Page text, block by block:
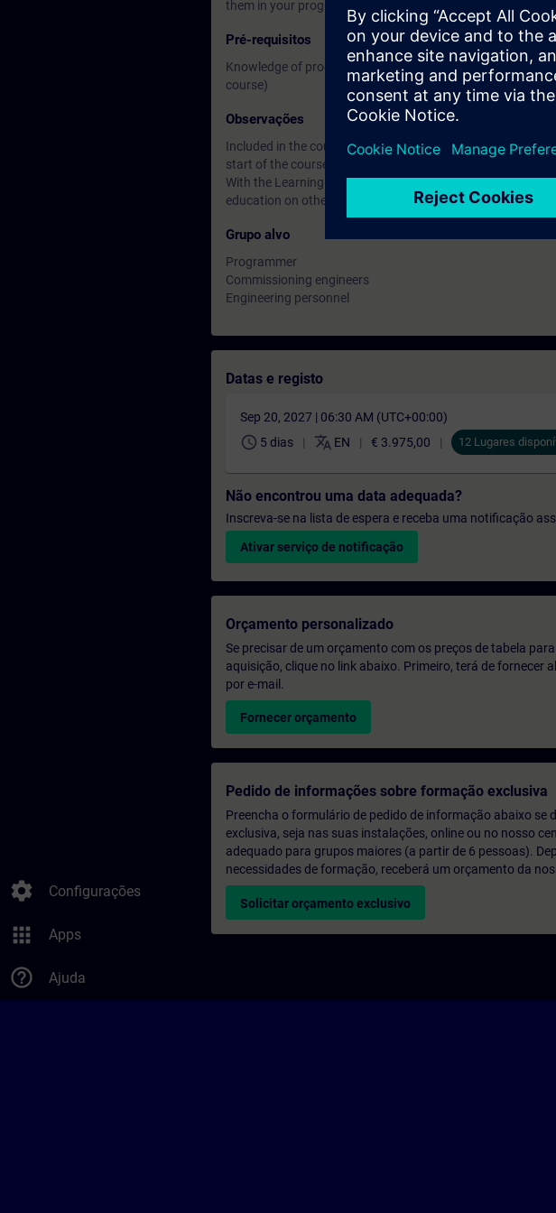
settings Configurações
apps Apps
help_outline Ajuda
them in your program.
Pré-requisitos
Knowledge of programming in the TIA Portal (equivalent to
course)
Observações
Included in the course price: Free access to the digital
start of the course until two weeks after the end of the
With the Learning Membership, you can deepen or repeat
education on other interesting topics.
Grupo alvo
Programmer
Commissioning engineers
Engineering personnel
Datas e registo
Sep 20, 2027 | 06:30 AM (UTC+00:00)
schedule 5 dias translate EN € 3.975,00 12 Lugares
Não encontrou uma data adequada?
Inscreva-se na lista de espera e receba uma notificação
Ativar serviço de notificação
Orçamento personalizado
Se precisar de um orçamento com os preços de tabela
aquisição, clique no link abaixo. Primeiro, terá de fornecer
por e-mail.
Fornecer orçamento
Pedido de informações sobre formação exclusiva
Preencha o formulário de pedido de informação abaixo
exclusiva, seja nas suas instalações, online ou no nosso
adequado para grupos maiores (a partir de 6 pessoas).
necessidades de formação, receberá um orçamento da
Solicitar orçamento exclusivo